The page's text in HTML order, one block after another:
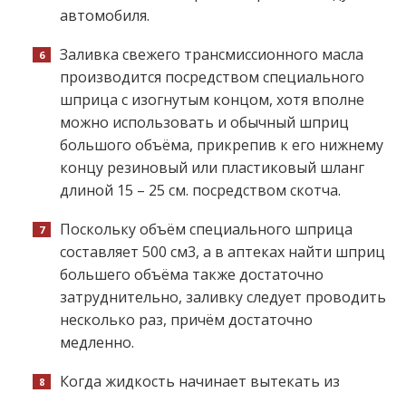
автомобиля.
Заливка свежего трансмиссионного масла
производится посредством специального
шприца с изогнутым концом, хотя вполне
можно использовать и обычный шприц
большого объёма, прикрепив к его нижнему
концу резиновый или пластиковый шланг
длиной 15 – 25 см. посредством скотча.
Поскольку объём специального шприца
составляет 500 см3, а в аптеках найти шприц
большего объёма также достаточно
затруднительно, заливку следует проводить
несколько раз, причём достаточно
медленно.
Когда жидкость начинает вытекать из